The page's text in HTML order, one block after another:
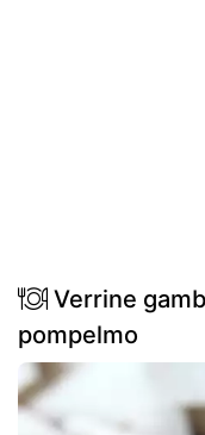
Verrine
pompelmo